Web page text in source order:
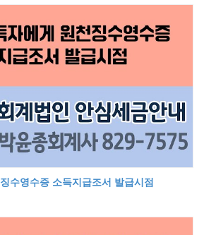
수영수증 소득지급조서 발급시점